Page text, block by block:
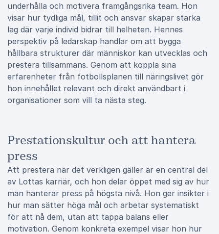
underhålla och motivera framgångsrika team. Hon
visar hur tydliga mål, tillit och ansvar skapar starka
lag där varje individ bidrar till helheten. Hennes
perspektiv på ledarskap handlar om att bygga
hållbara strukturer där människor kan utvecklas och
prestera tillsammans. Genom att koppla sina
erfarenheter från fotbollsplanen till näringslivet gör
hon innehållet relevant och direkt användbart i
organisationer som vill ta nästa steg.
Prestationskultur och att hantera
press
Att prestera när det verkligen gäller är en central del
av Lottas karriär, och hon delar öppet med sig av hur
man hanterar press på högsta nivå. Hon ger insikter i
hur man sätter höga mål och arbetar systematiskt
för att nå dem, utan att tappa balans eller
motivation. Genom konkreta exempel visar hon hur